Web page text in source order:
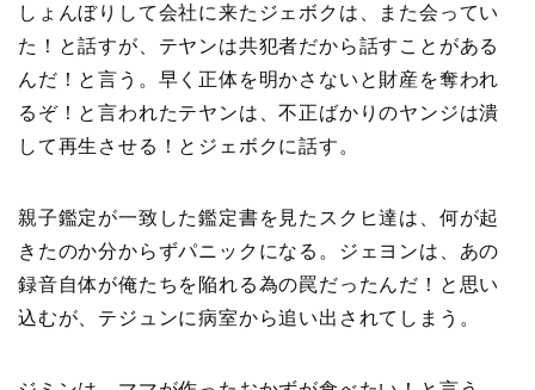
しょんぼりして会社に来たジェボクは、また会ってい
た！と話すが、テヤンは共犯者だから話すことがある
んだ！と言う。早く正体を明かさないと財産を奪われ
るぞ！と言われたテヤンは、不正ばかりのヤンジは潰
して再生させる！とジェボクに話す。
親子鑑定が一致した鑑定書を見たスクヒ達は、何が起
きたのか分からずパニックになる。ジェヨンは、あの
録音自体が俺たちを陥れる為の罠だったんだ！と思い
込むが、テジュンに病室から追い出されてしまう。